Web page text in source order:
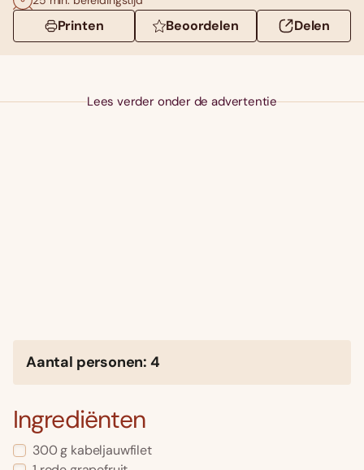
Printen Beoordelen Delen
Lees verder onder de advertentie
Aantal personen: 4
Ingrediënten
300 g kabeljauwfilet